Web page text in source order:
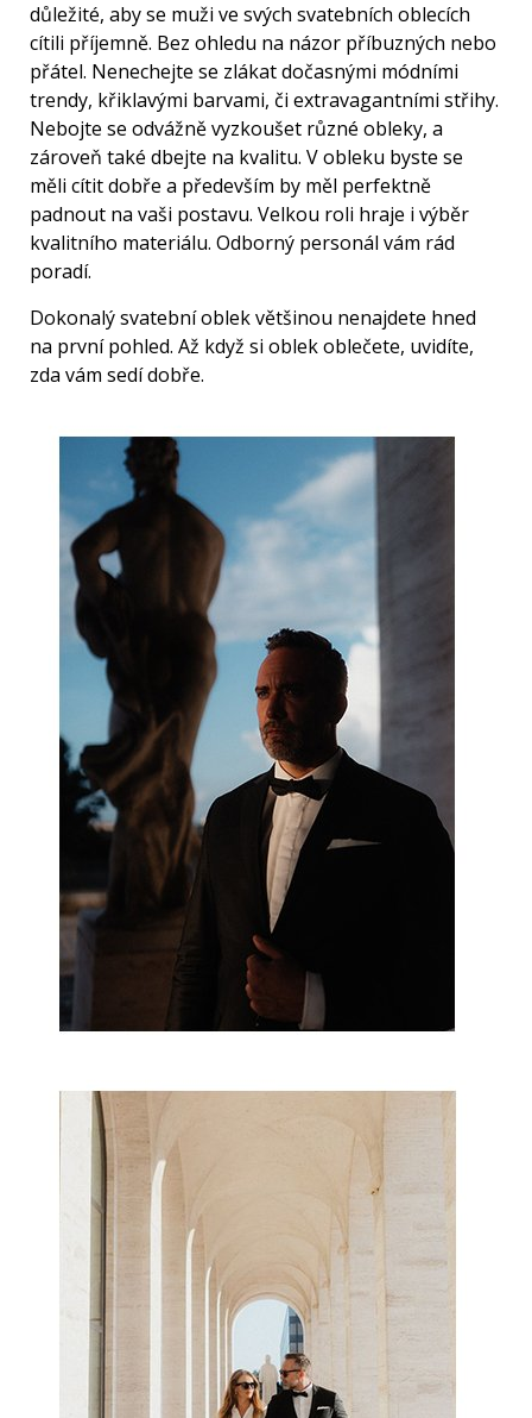
důležité, aby se muži ve svých svatebních oblecích
cítili příjemně. Bez ohledu na názor příbuzných nebo
přátel. Nenechejte se zlákat dočasnými módními
trendy, křiklavými barvami, či extravagantními střihy.
Nebojte se odvážně vyzkoušet různé obleky, a
zároveň také dbejte na kvalitu. V obleku byste se
měli cítit dobře a především by měl perfektně
padnout na vaši postavu. Velkou roli hraje i výběr
kvalitního materiálu. Odborný personál vám rád
poradí.
Dokonalý svatební oblek většinou nenajdete hned
na první pohled. Až když si oblek oblečete, uvidíte,
zda vám sedí dobře.